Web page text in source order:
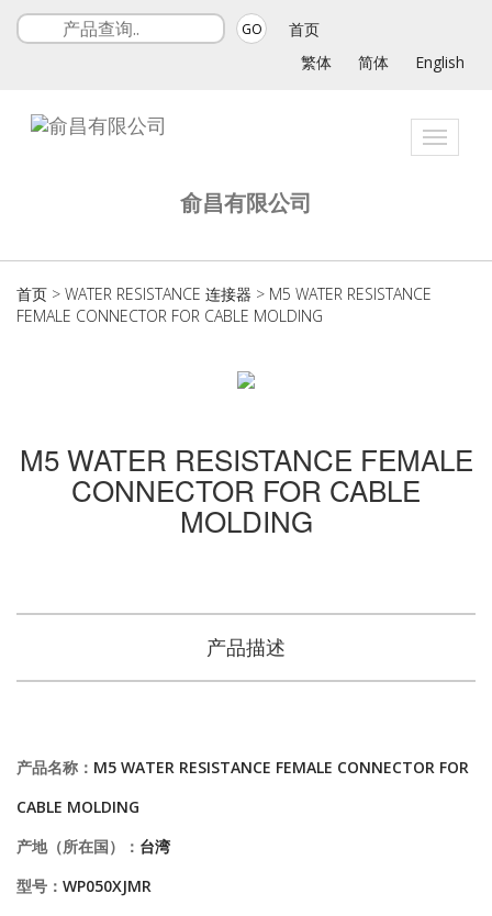
GO
首页
繁体
简体 English
Toggle
俞昌有限公司
首页 > WATER RESISTANCE 连接器 > M5 WATER RESISTANCE
FEMALE CONNECTOR FOR CABLE MOLDING
M5 WATER RESISTANCE FEMALE
CONNECTOR FOR CABLE
MOLDING
产品描述
产品名称： M5 WATER RESISTANCE FEMALE CONNECTOR FOR
CABLE MOLDING
产地（所在国）： 台湾
型号： WP050XJMR